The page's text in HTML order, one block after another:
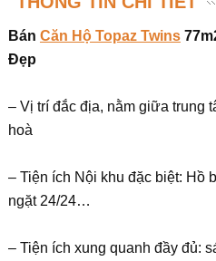
Bán Căn Hộ Topaz Twins
Đẹp
– Vị trí đắc địa, nằm giữa trung
hoà
– Tiện ích Nội khu đặc biệt: Hồ
ngặt 24/24…
– Tiện ích xung quanh đầy đủ: